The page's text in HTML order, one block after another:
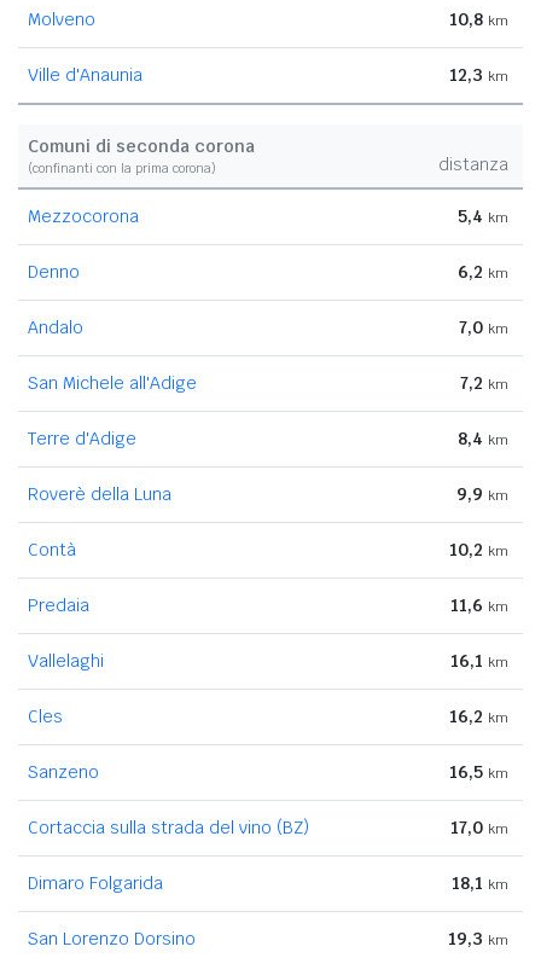
Molveno 10,8 km
Ville d'Anaunia 12,3 km
Comuni di seconda corona
(confinanti con la prima corona) distanza
Mezzocorona 5,4 km
Denno 6,2 km
Andalo 7,0 km
San Michele all'Adige 7,2 km
Terre d'Adige 8,4 km
Roverè della Luna 9,9 km
Contà 10,2 km
Predaia 11,6 km
Vallelaghi 16,1 km
Cles 16,2 km
Sanzeno 16,5 km
Cortaccia sulla strada del vino (BZ) 17,0 km
Dimaro Folgarida 18,1 km
San Lorenzo Dorsino 19,3 km